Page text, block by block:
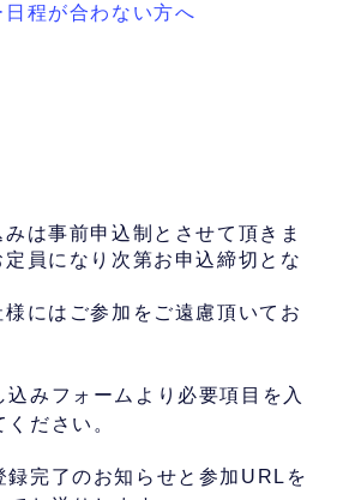
日程が合わない方へ
みは事前申込制とさせて頂きま
定員になり次第お申込締切とな
様にはご参加をご遠慮頂いてお
込みフォームより必要項目を入
ください。
録完了のお知らせと参加URLを